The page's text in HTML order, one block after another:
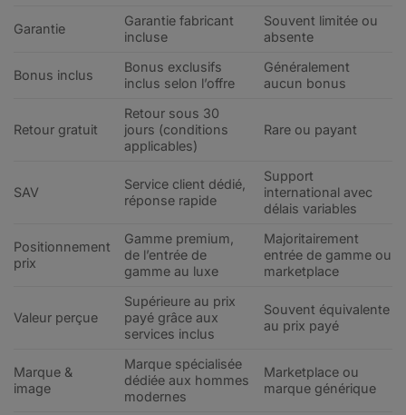
Garantie
Garantie fabricant
incluse
Souvent limitée ou
absente
Bonus inclus
Bonus exclusifs
inclus selon l’offre
Généralement
aucun bonus
Retour gratuit
Retour sous 30
jours (conditions
applicables)
Rare ou payant
SAV
Service client dédié,
réponse rapide
Support
international avec
délais variables
Positionnement
prix
Gamme premium,
de l’entrée de
gamme au luxe
Majoritairement
entrée de gamme ou
marketplace
Valeur perçue
Supérieure au prix
payé grâce aux
services inclus
Souvent équivalente
au prix payé
Marque &
image
Marque spécialisée
dédiée aux hommes
modernes
Marketplace ou
marque générique